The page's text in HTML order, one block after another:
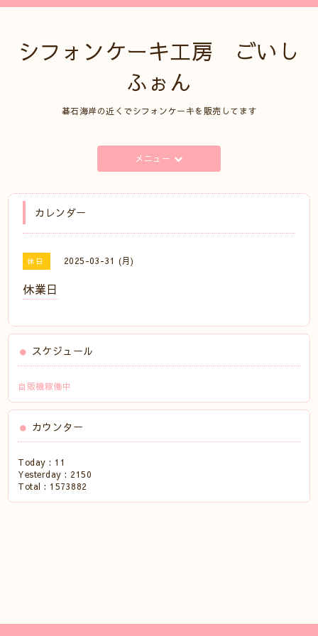
シフォンケーキ工房 ごいし
ふぉん
碁石海岸の近くでシフォンケーキを販売してます
メニュー
カレンダー
休日 2025-03-31 (月)
休業日
スケジュール
自販機稼働中
カウンター
Today : 11
Yesterday : 2150
Total : 1573882